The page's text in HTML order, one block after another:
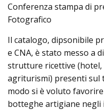
Conferenza stampa di
Fotografico
Il catalogo, dipsonibile
e CNA, è stato messo a
strutture ricettive (hotel,
agriturismi) presenti sul
modo si è voluto
botteghe artigiane